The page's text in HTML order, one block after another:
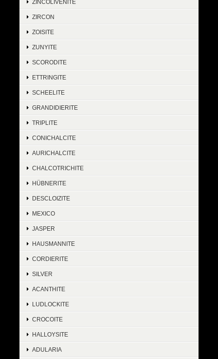
ZINCOLIVENITE
ZIRCON
ZOISITE
ZUNYITE
SCORODITE
ETTRINGITE
SCHEELITE
GRANDIDIERITE
TRIPLITE
CONICHALCITE
AURICHALCITE
CHALCOTRICHITE
HÜBNERITE
DESCLOIZITE
MEXICO
JASPER
HAUSMANNITE
CORDIERITE
SILVER
ACANTHITE
LUDLOCKITE
CROCOITE
HALLOYSITE
ADULARIA